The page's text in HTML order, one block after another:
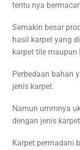
tentu nya
Semakin besar
hasil karpet yang
karpet tile maupun
Perbedaan bahan
jenis karpet.
Namun ummnya
dengan jenis
Karpet permadani